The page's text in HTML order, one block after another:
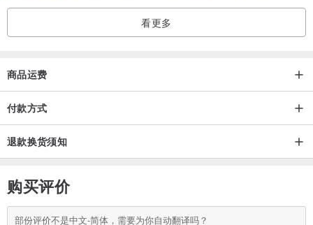
Bestmade Stand 让屏幕下方多出收纳空间，可以放入外接硬盘、外
接光盘机、迷你电脑、扩大机、耳机等，让桌面空间变大了！要看
书、一杯咖啡，渡过一个悠闲下午。
【收束线材】
固定桌上的电源延长线、屏幕信号线、屏幕电源线、笔电电源线，收
纳在角落。
看更多
商品运费
付款方式
退款换货须知
购买评价
部份评价不是中文-简体，需要为你自动翻译吗？